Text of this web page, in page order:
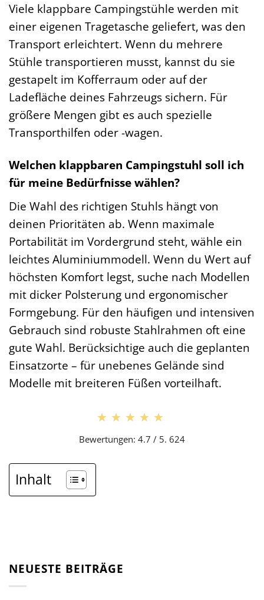
Viele klappbare Campingstühle werden mit
einer eigenen Tragetasche geliefert, was den
Transport erleichtert. Wenn du mehrere
Stühle transportieren musst, kannst du sie
gestapelt im Kofferraum oder auf der
Ladefläche deines Fahrzeugs sichern. Für
größere Mengen gibt es auch spezielle
Transporthilfen oder -wagen.
Welchen klappbaren Campingstuhl soll ich
für meine Bedürfnisse wählen?
Die Wahl des richtigen Stuhls hängt von
deinen Prioritäten ab. Wenn maximale
Portabilität im Vordergrund steht, wähle ein
leichtes Aluminiummodell. Wenn du Wert auf
höchsten Komfort legst, suche nach Modellen
mit dicker Polsterung und ergonomischer
Formgebung. Für den häufigen und intensiven
Gebrauch sind robuste Stahlrahmen oft eine
gute Wahl. Berücksichtige auch die geplanten
Einsatzorte – für unebenes Gelände sind
Modelle mit breiteren Füßen vorteilhaft.
★★★★★
★★★★★
Bewertungen: 4.7 / 5. 624
Inhalt
NEUESTE BEITRÄGE